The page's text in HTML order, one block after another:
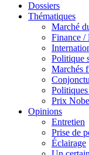
Dossiers
Thématiques
Marché
Finance /
Politique
Marchés
Prix
Opinions
Entretien
Prise de
Éclairage